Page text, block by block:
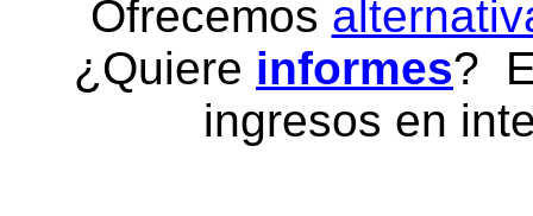
Ofrecemos
¿Quiere informes?
ingresos en